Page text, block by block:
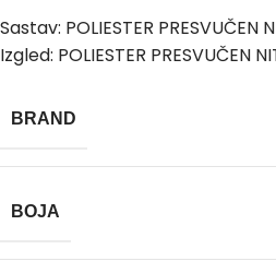
Sastav: POLIESTER PRESVUČEN
Izgled: POLIESTER PRESVUČEN
BRAND
BOJA